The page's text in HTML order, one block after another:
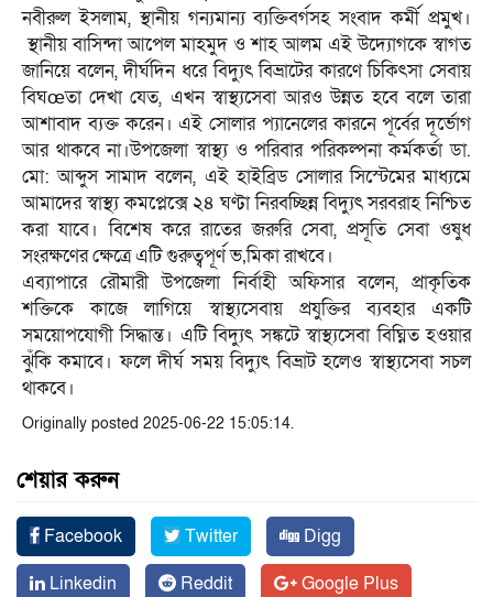
নবীরুল ইসলাম, স্থানীয় গন্যমান্য ব্যক্তিবর্গসহ সংবাদ কর্মী প্রমুখ।
স্থানীয় বাসিন্দা আপেল মাহমুদ ও শাহ আলম এই উদ্যোগকে স্বাগত
জানিয়ে বলেন, দীর্ঘদিন ধরে বিদ্যুৎ বিভ্রাটের কারণে চিকিৎসা সেবায়
বিঘœতা দেখা যেত, এখন স্বাস্থ্যসেবা আরও উন্নত হবে বলে তারা
আশাবাদ ব্যক্ত করেন। এই সোলার প্যানেলের কারনে পূর্বের দূর্ভোগ
আর থাকবে না।উপজেলা স্বাস্থ্য ও পরিবার পরিকল্পনা কর্মকর্তা ডা.
মো: আব্দুস সামাদ বলেন, এই হাইব্রিড সোলার সিস্টেমের মাধ্যমে
আমাদের স্বাস্থ্য কমপ্লেক্সে ২৪ ঘণ্টা নিরবচ্ছিন্ন বিদ্যুৎ সরবরাহ নিশ্চিত
করা যাবে। বিশেষ করে রাতের জরুরি সেবা, প্রসূতি সেবা ওষুধ
সংরক্ষণের ক্ষেত্রে এটি গুরুত্বপূর্ণ ভ‚মিকা রাখবে।
এব্যাপারে রৌমারী উপজেলা নির্বাহী অফিসার বলেন, প্রাকৃতিক
শক্তিকে কাজে লাগিয়ে স্বাস্থ্যসেবায় প্রযুক্তির ব্যবহার একটি
সময়োপযোগী সিদ্ধান্ত। এটি বিদ্যুৎ সঙ্কটে স্বাস্থ্যসেবা বিঘ্নিত হওয়ার
ঝুঁকি কমাবে। ফলে দীর্ঘ সময় বিদ্যুৎ বিভ্রাট হলেও স্বাস্থ্যসেবা সচল
থাকবে।
Originally posted 2025-06-22 15:05:14.
শেয়ার করুন
Facebook Twitter
Digg
Linkedin
Reddit
Google Plus